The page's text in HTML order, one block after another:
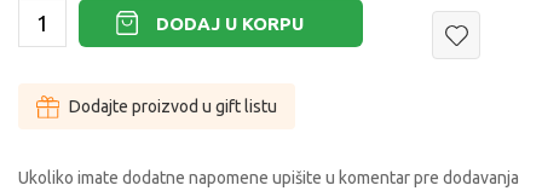
DODAJ U KORPU
Dodajte proizvod u gift listu
Ukoliko imate dodatne napomene upišite u komentar pre dodavanja